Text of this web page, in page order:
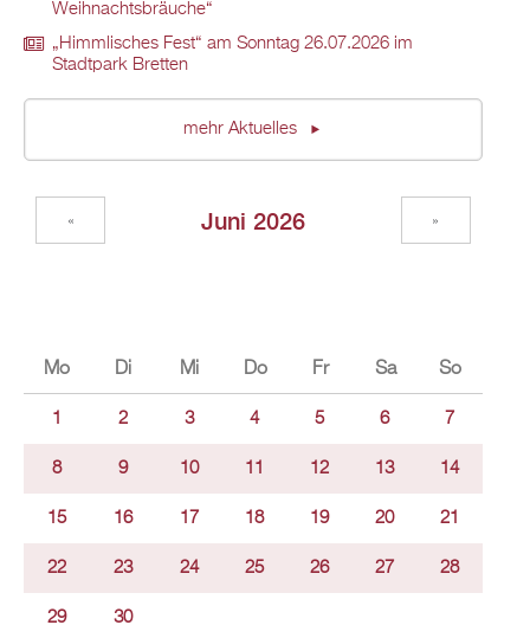
Weihnachtsbräuche“
„Himmlisches Fest“ am Sonntag 26.07.2026 im
Stadtpark Bretten
mehr Aktuelles
Juni 2026
« »
Mo Di Mi Do Fr Sa So
1 2 3 4 5 6 7
8 9 10 11 12 13 14
15 16 17 18 19 20 21
22 23 24 25 26 27 28
29 30